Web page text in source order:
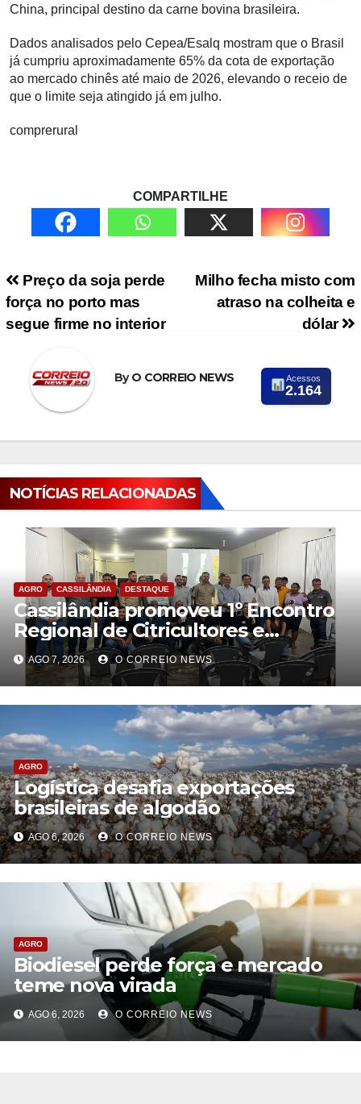
China, principal destino da carne bovina brasileira.
Dados analisados pelo Cepea/Esalq mostram que o Brasil
já cumpriu aproximadamente 65% da cota de exportação
ao mercado chinês até maio de 2026, elevando o receio de
que o limite seja atingido já em julho.
comprerural
COMPARTILHE
Navegação de PostMilho fecha misto com
atraso na colheita e
dólar
Preço da soja perde
força no porto mas
segue firme no interior
ByO CORREIO NEWS Acessos
2.164
NOTÍCIAS RELACIONADAS
AGRO CASSILÂNDIA DESTAQUE
Cassilândia promoveu 1º Encontro
Regional de Citricultores e
fortalece o desenvolvimento da
citricultura
AGO 7, 2026 O CORREIO NEWS
AGRO
Logística desafia exportações
brasileiras de algodão
AGO 6, 2026 O CORREIO NEWS
AGRO
Biodiesel perde força e mercado
teme nova virada
AGO 6, 2026 O CORREIO NEWS